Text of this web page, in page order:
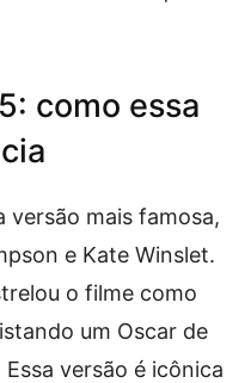
como essa
versão mais famosa,
e Kate Winslet.
o filme como
um Oscar de
versão é icônica